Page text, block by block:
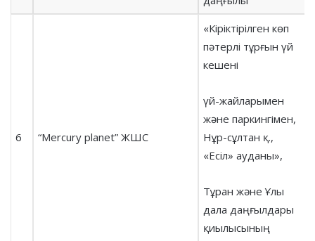
6 “Mercury planet” ЖШС
«Кіріктірілген көп
пәтерлі тұрғын үй
кешені
үй-жайларымен
және паркингімен,
Нұр-сұлтан қ.,
«Есіл» ауданы»,
Тұран және Ұлы
дала даңғылдары
қиылысының